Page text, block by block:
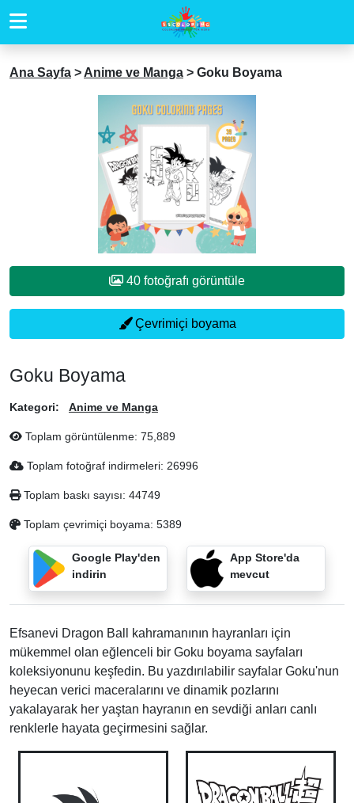
Ana Sayfa > Anime ve Manga > Goku Boyama
40 fotoğrafı görüntüle
Çevrimiçi boyama
Goku Boyama
Kategori: Anime ve Manga
Toplam görüntülenme: 75,889
Toplam fotoğraf indirmeleri: 26996
Toplam baskı sayısı: 44749
Toplam çevrimiçi boyama: 5389
Google Play'den
indirin
App Store'da
mevcut
Efsanevi Dragon Ball kahramanının hayranları için
mükemmel olan eğlenceli bir Goku boyama sayfaları
koleksiyonunu keşfedin. Bu yazdırılabilir sayfalar Goku'nun
heyecan verici maceralarını ve dinamik pozlarını
yakalayarak her yaştan hayranın en sevdiği anları canlı
renklerle hayata geçirmesini sağlar.